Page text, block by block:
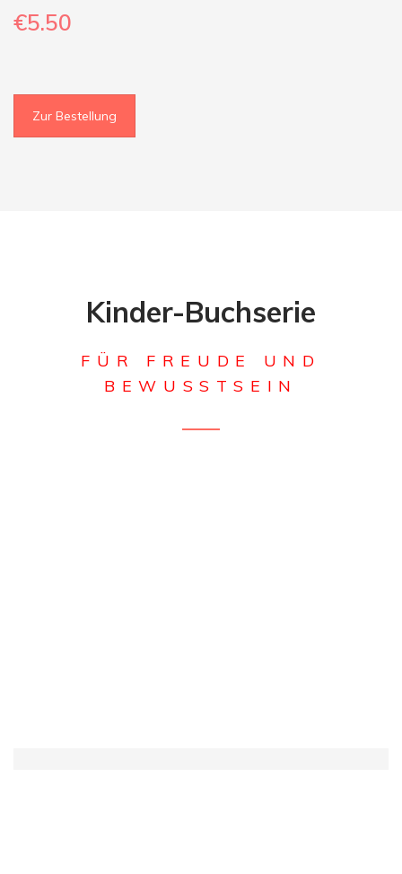
€5.50
Zur Bestellung
Kinder-Buchserie
FÜR FREUDE UND
BEWUSSTSEIN